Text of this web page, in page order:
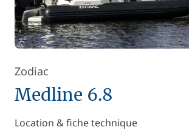
Zodiac
Medline 6.8
Location & fiche technique